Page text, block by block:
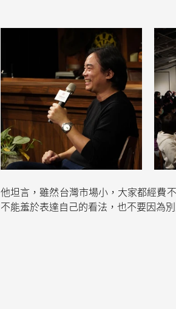
他坦言，雖然台灣市場小，大家都經費
不能羞於表達自己的看法，也不要因為